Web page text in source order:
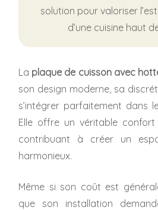
solution pour valoriser
d’une cuisine haut
La plaque de cuisson avec
son design moderne, sa
s’intégrer parfaitement dans
Elle offre un véritable confort
contribuant à créer un
harmonieux.
Même si son coût est
que son installation